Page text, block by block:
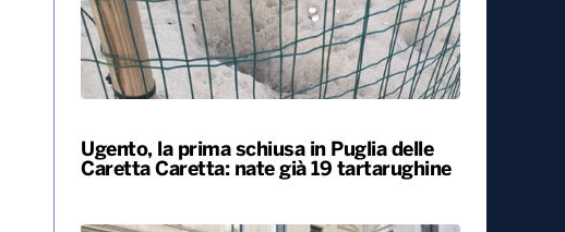
ALTRO
Locali